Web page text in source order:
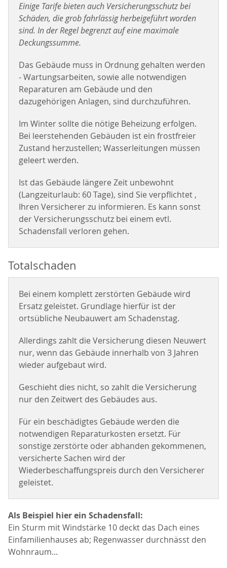
Einige Tarife bieten auch Versicherungsschutz bei
Schäden, die grob fahrlässig herbeigeführt worden
sind. In der Regel begrenzt auf eine maximale
Deckungssumme.
Das Gebäude muss in Ordnung gehalten werden
- Wartungsarbeiten, sowie alle notwendigen
Reparaturen am Gebäude und den
dazugehörigen Anlagen, sind durchzuführen.
Im Winter sollte die nötige Beheizung erfolgen.
Bei leerstehenden Gebäuden ist ein frostfreier
Zustand herzustellen; Wasserleitungen müssen
geleert werden.
Ist das Gebäude längere Zeit unbewohnt
(Langzeiturlaub: 60 Tage), sind Sie verpflichtet ,
Ihren Versicherer zu informieren. Es kann sonst
der Versicherungsschutz bei einem evtl.
Schadensfall verloren gehen.
Totalschaden
Bei einem komplett zerstörten Gebäude wird
Ersatz geleistet. Grundlage hierfür ist der
ortsübliche Neubauwert am Schadenstag.
Allerdings zahlt die Versicherung diesen Neuwert
nur, wenn das Gebäude innerhalb von 3 Jahren
wieder aufgebaut wird.
Geschieht dies nicht, so zahlt die Versicherung
nur den Zeitwert des Gebäudes aus.
Für ein beschädigtes Gebäude werden die
notwendigen Reparaturkosten ersetzt. Für
sonstige zerstörte oder abhanden gekommenen,
versicherte Sachen wird der
Wiederbeschaffungspreis durch den Versicherer
geleistet.
Als Beispiel hier ein Schadensfall:
Ein Sturm mit Windstärke 10 deckt das Dach eines
Einfamilienhauses ab; Regenwasser durchnässt den
Wohnraum...